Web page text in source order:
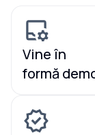
Vine în
formă